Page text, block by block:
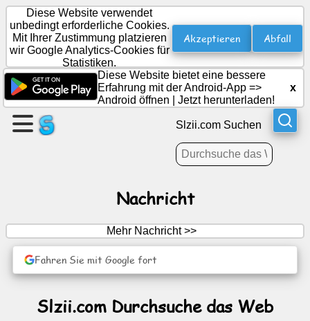
Erstellen
Sie
eine
Seite
Gruppe
Agenda
Unterhaltung
Soziales
Diese Website verwendet
unbedingt erforderliche Cookies.
Mit Ihrer Zustimmung platzieren
wir Google Analytics-Cookies für
Statistiken.
Akzeptieren Abfall
Diese Website bietet eine bessere
Erfahrung mit der Android-App =>
Android öffnen
Jetzt herunterladen!
x
Slzii.com Suchen
Nachricht
Mehr Nachricht >>
Fahren Sie mit Google fort
Slzii.com Durchsuche das Web